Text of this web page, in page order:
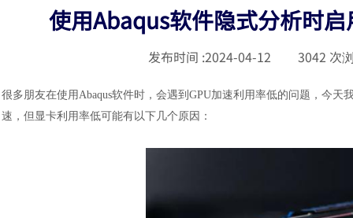
使用Abaqus软件隐式分析时
发布时间 :2024-04-12 3042 次
很多朋友在使用Abaqus软件时，会遇到GPU加速利用率低的问题，今天
速，但显卡利用率低可能有以下几个原因：